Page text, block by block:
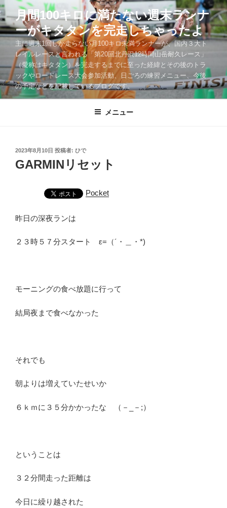
コ
ン
テ
へ
ス
キ
月間100キロに満たない週末ランナ
ーがキタタンを完走しちゃったよ
主に週末1回しか走らない月100キロ未満ランナーが、国内３大ト
レイルレースと言われる「第20回北丹沢12時間山岳耐久レース」
（愛称はキタタン）を完走するまでに至った経緯とその後のトラ
ックやロードレース大会参加活動、日ごろの練習メニュー、今後
の予定などを記載しているブログです。
メニュー
投
稿
日:
2023年8月10日 投稿者: ひで
GARMINリセット
Pocket
昨日の深夜ランは
２３時５７分スタート ε=（´・＿・*)
モーニングの食べ放題に行って
結局夜まで食べなかった
それでも
朝よりは増えていたせいか
６ｋｍに３５分かかったな （－_－;）
ということは
３２分間走った距離は
今日に繰り越された